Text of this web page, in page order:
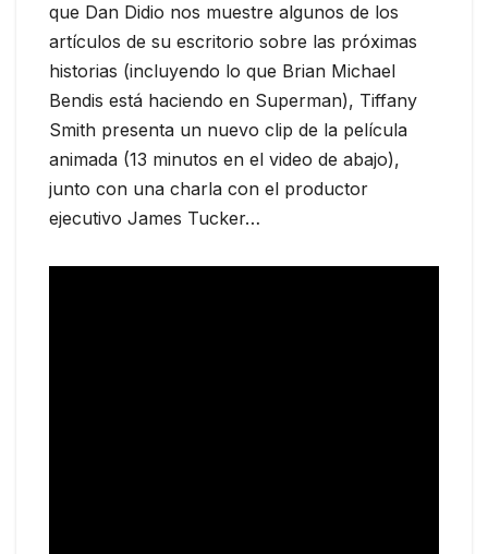
que Dan Didio nos muestre algunos de los
artículos de su escritorio sobre las próximas
historias (incluyendo lo que Brian Michael
Bendis está haciendo en Superman), Tiffany
Smith presenta un nuevo clip de la película
animada (13 minutos en el video de abajo),
junto con una charla con el productor
ejecutivo James Tucker…